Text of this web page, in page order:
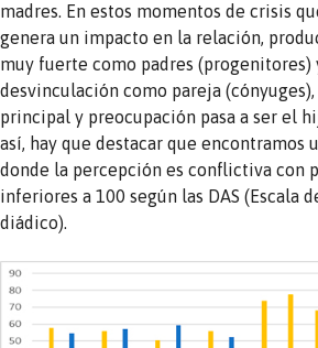
madres. En estos momentos de crisis
genera un impacto en la relación,
muy fuerte como padres (progenitores)
desvinculación como pareja
principal y preocupación pasa a ser el
así, hay que destacar que encontramos
donde la percepción es conflictiva con
inferiores a 100 según las DAS (Escala
diádico).